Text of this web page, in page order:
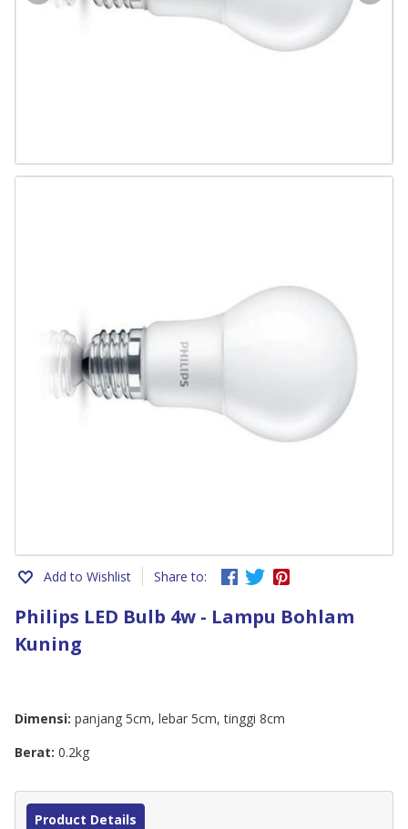
Add to Wishlist Share to:
Philips LED Bulb 4w - Lampu Bohlam
Kuning
Dimensi: panjang 5cm, lebar 5cm, tinggi 8cm
Berat: 0.2kg
Product Details